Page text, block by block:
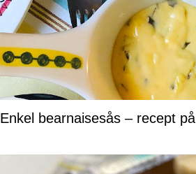
Enkel bearnaisesås – recept